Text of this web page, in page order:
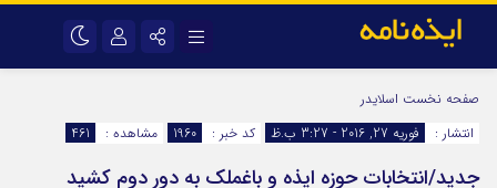
اینستاگرام
سروش
ایتا
آپارات
اپلیکیشن رمز عبور
صفحه نخست اسلایدر
انتشار :
فوریه 27, 2016 - 3:27 ب.ظ کد خبر : 1960 مشاهده : 461
جدید/انتخابات حوزه ایذه و باغملک به دور دوم کشید